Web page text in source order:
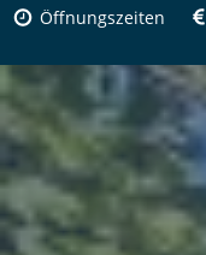
Öffnungszeiten